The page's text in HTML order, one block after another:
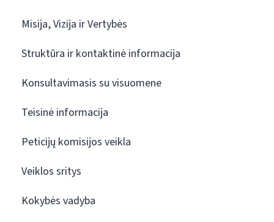
Misija, Vizija ir Vertybės
Struktūra ir kontaktinė informacija
Konsultavimasis su visuomene
Teisinė informacija
Peticijų komisijos veikla
Veiklos sritys
Kokybės vadyba